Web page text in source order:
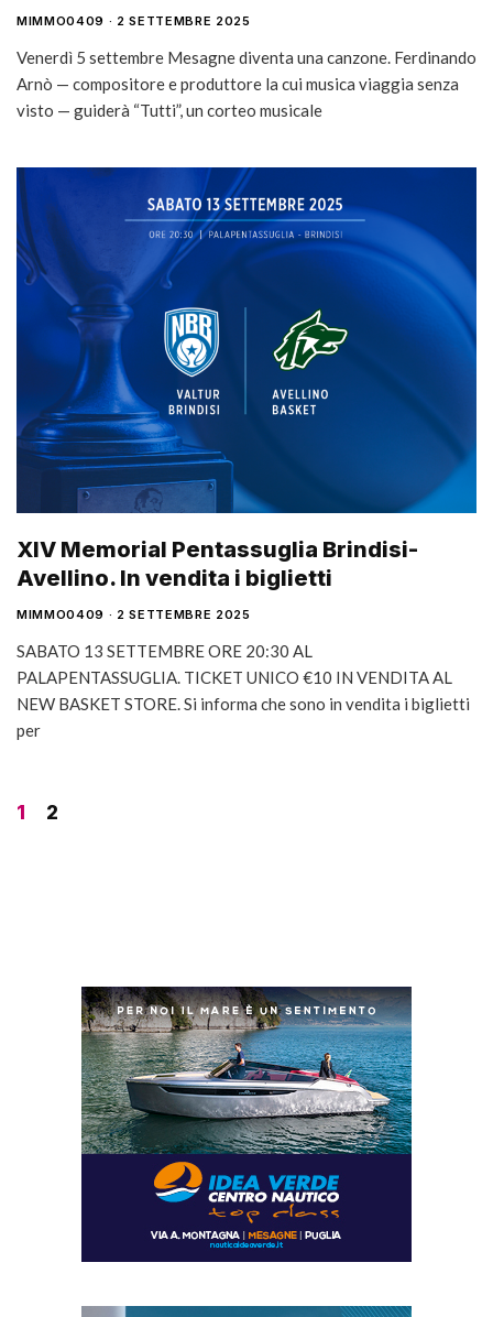
MIMMO0409 2 SETTEMBRE 2025
Venerdì 5 settembre Mesagne diventa una canzone. Ferdinando
Arnò — compositore e produttore la cui musica viaggia senza
visto — guiderà “Tutti”, un corteo musicale
XIV Memorial Pentassuglia Brindisi-
Avellino. In vendita i biglietti
MIMMO0409 2 SETTEMBRE 2025
SABATO 13 SETTEMBRE ORE 20:30 AL
PALAPENTASSUGLIA. TICKET UNICO €10 IN VENDITA AL
NEW BASKET STORE. Si informa che sono in vendita i biglietti
per
1 2